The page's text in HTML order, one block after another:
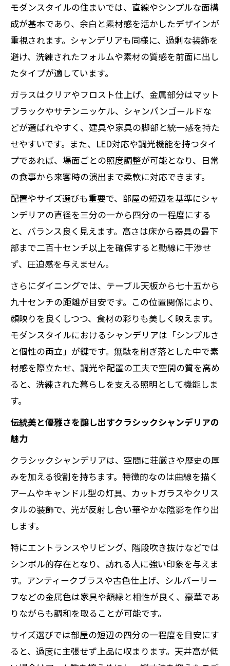
モダンスタイルの住まいでは、直線やシンプルな面構
成が基本であり、余白と素材感を活かしたデザインが
重視されます。シャンデリアも同様に、過剰な装飾を
避け、洗練されたフォルムや素材の質感を前面に出し
たタイプが適しています。
ガラスはクリアやフロスト仕上げ、金属部分はマット
ブラックやサテンニッケル、シャンパンゴールドな
どが選ばれやすく、建具や家具の脚部と統一感を持た
せやすいです。また、LED対応や調光機能を持つタイ
プであれば、場面ごとの照度調整が可能となり、日常
の食事から来客時の演出まで柔軟に対応できます。
配置やサイズ選びも重要で、部屋の短辺を基準にシャ
ンデリアの直径を三分の一から四分の一程度にする
と、バランス良く見えます。高さは床から器具の最下
部まで二百十センチ以上を確保すると動線に干渉せ
ず、圧迫感を与えません。
さらにダイニングでは、テーブル天板から七十五から
九十センチの距離が目安です。この位置関係により、
顔映りを良くしつつ、食材の彩りも美しく映えます。
モダンスタイルにおけるシャンデリアは「シンプルさ
と個性の両立」が鍵です。無駄を削ぎ落とした中で素
材感を際立たせ、調光や配置の工夫で空間の質を高め
ると、洗練された暮らしを支える照明として機能しま
す。
伝統美と優雅さを醸し出すクラシックシャンデリアの
魅力
クラシックシャンデリアは、空間に荘厳さや歴史の厚
みを加える役割を持ちます。特徴的なのは曲線を描く
アームやキャンドル型の灯具、カットガラスやクリス
タルの装飾で、光が反射し合い華やかな陰影を作り出
します。
特にエントランスやリビング、階段吹き抜けなどでは
シンボル的存在となり、訪れる人に強い印象を与えま
す。アンティークブラスや古色仕上げ、シルバーリー
フなどの金属色は家具や額縁と相性が良く、豪華であ
りながらも調和を取ることが可能です。
サイズ選びでは部屋の短辺の四分の一程度を目安にす
ると、過度に主張せず上品に収まります。天井高が低